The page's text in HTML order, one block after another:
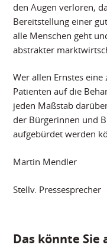
den Augen verloren,
Bereitstellung einer
alle Menschen geht
abstrakter
Wer allen Ernstes
Patienten auf die
jeden Maßstab
der Bürgerinnen und
aufgebürdet werden
Martin Mendler
Stellv. Pressesprecher
Das könnte Sie